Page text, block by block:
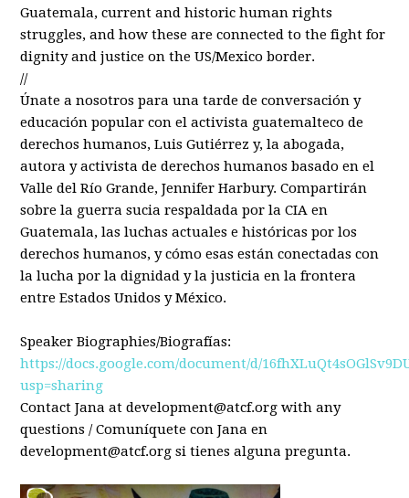
Guatemala, current and historichuman rights
struggles, and how these are connected to the fight for
dignity and justice on the US/Mexico border.
//
Únate a nosotros para una tarde de conversación y
educación popular con el activista guatemalteco de
derechos humanos, Luis Gutiérrez y, la abogada,
autora y activista de derechos humanos basado en el
Valle del Río Grande, Jennifer Harbury. Compartirán
sobre la guerra sucia respaldada por la CIA en
Guatemala, las luchas actuales e históricas por los
derechos humanos, y cómo esas están conectadas con
la lucha por la dignidad y la justicia en la frontera
entre Estados Unidos y México.
Speaker Biographies/Biografías:
https://docs.google.com/document/d/
usp=sharing
Contact Jana atdevelopment@atcf.org with any
questions /Comuníquete con Jana en
development@atcf.org si tienes alguna pregunta.